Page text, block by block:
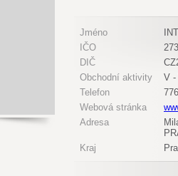
Jméno
IČO
DIČ
Obchodní aktivity
V -
Telefon
Webová stránka
Adresa
Kraj